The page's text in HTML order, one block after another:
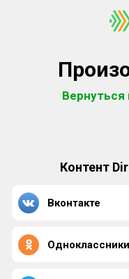
Вернуться
Контент
Вконтакте
Одноклассники